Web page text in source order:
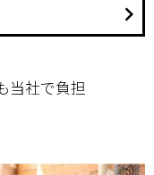
keyboard_arrow_right
当社で負担